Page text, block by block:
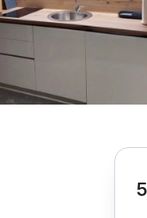
Ljubovija